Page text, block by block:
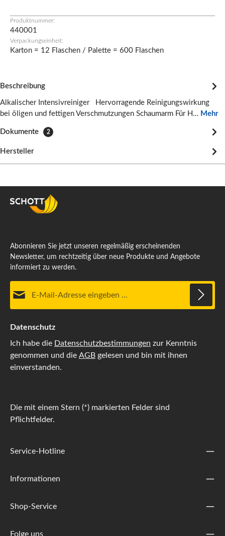
Produktnummer:
440001
Verpackungseinheit:
Karton = 12 Flaschen / Palette = 600 Flaschen
Beschreibung
Alkalischer Intensivreiniger Hervorragende Reinigungswirkung
bei öligen und fettigen Verschmutzungen Schaumarm Für H… Mehr
Dokumente 2
Hersteller
Abonnieren Sie jetzt unseren regelmäßig erscheinenden
Newsletter, um rechtzeitig über neue Produkte und Angebote
informiert zu werden.
Datenschutz
Ich habe die Datenschutzbestimmungen zur Kenntnis
genommen und die AGB gelesen und bin mit ihnen
einverstanden.
Die mit einem Stern (*) markierten Felder sind
Pflichtfelder.
Service-Hotline
Informationen
Shop-Service
Folge uns